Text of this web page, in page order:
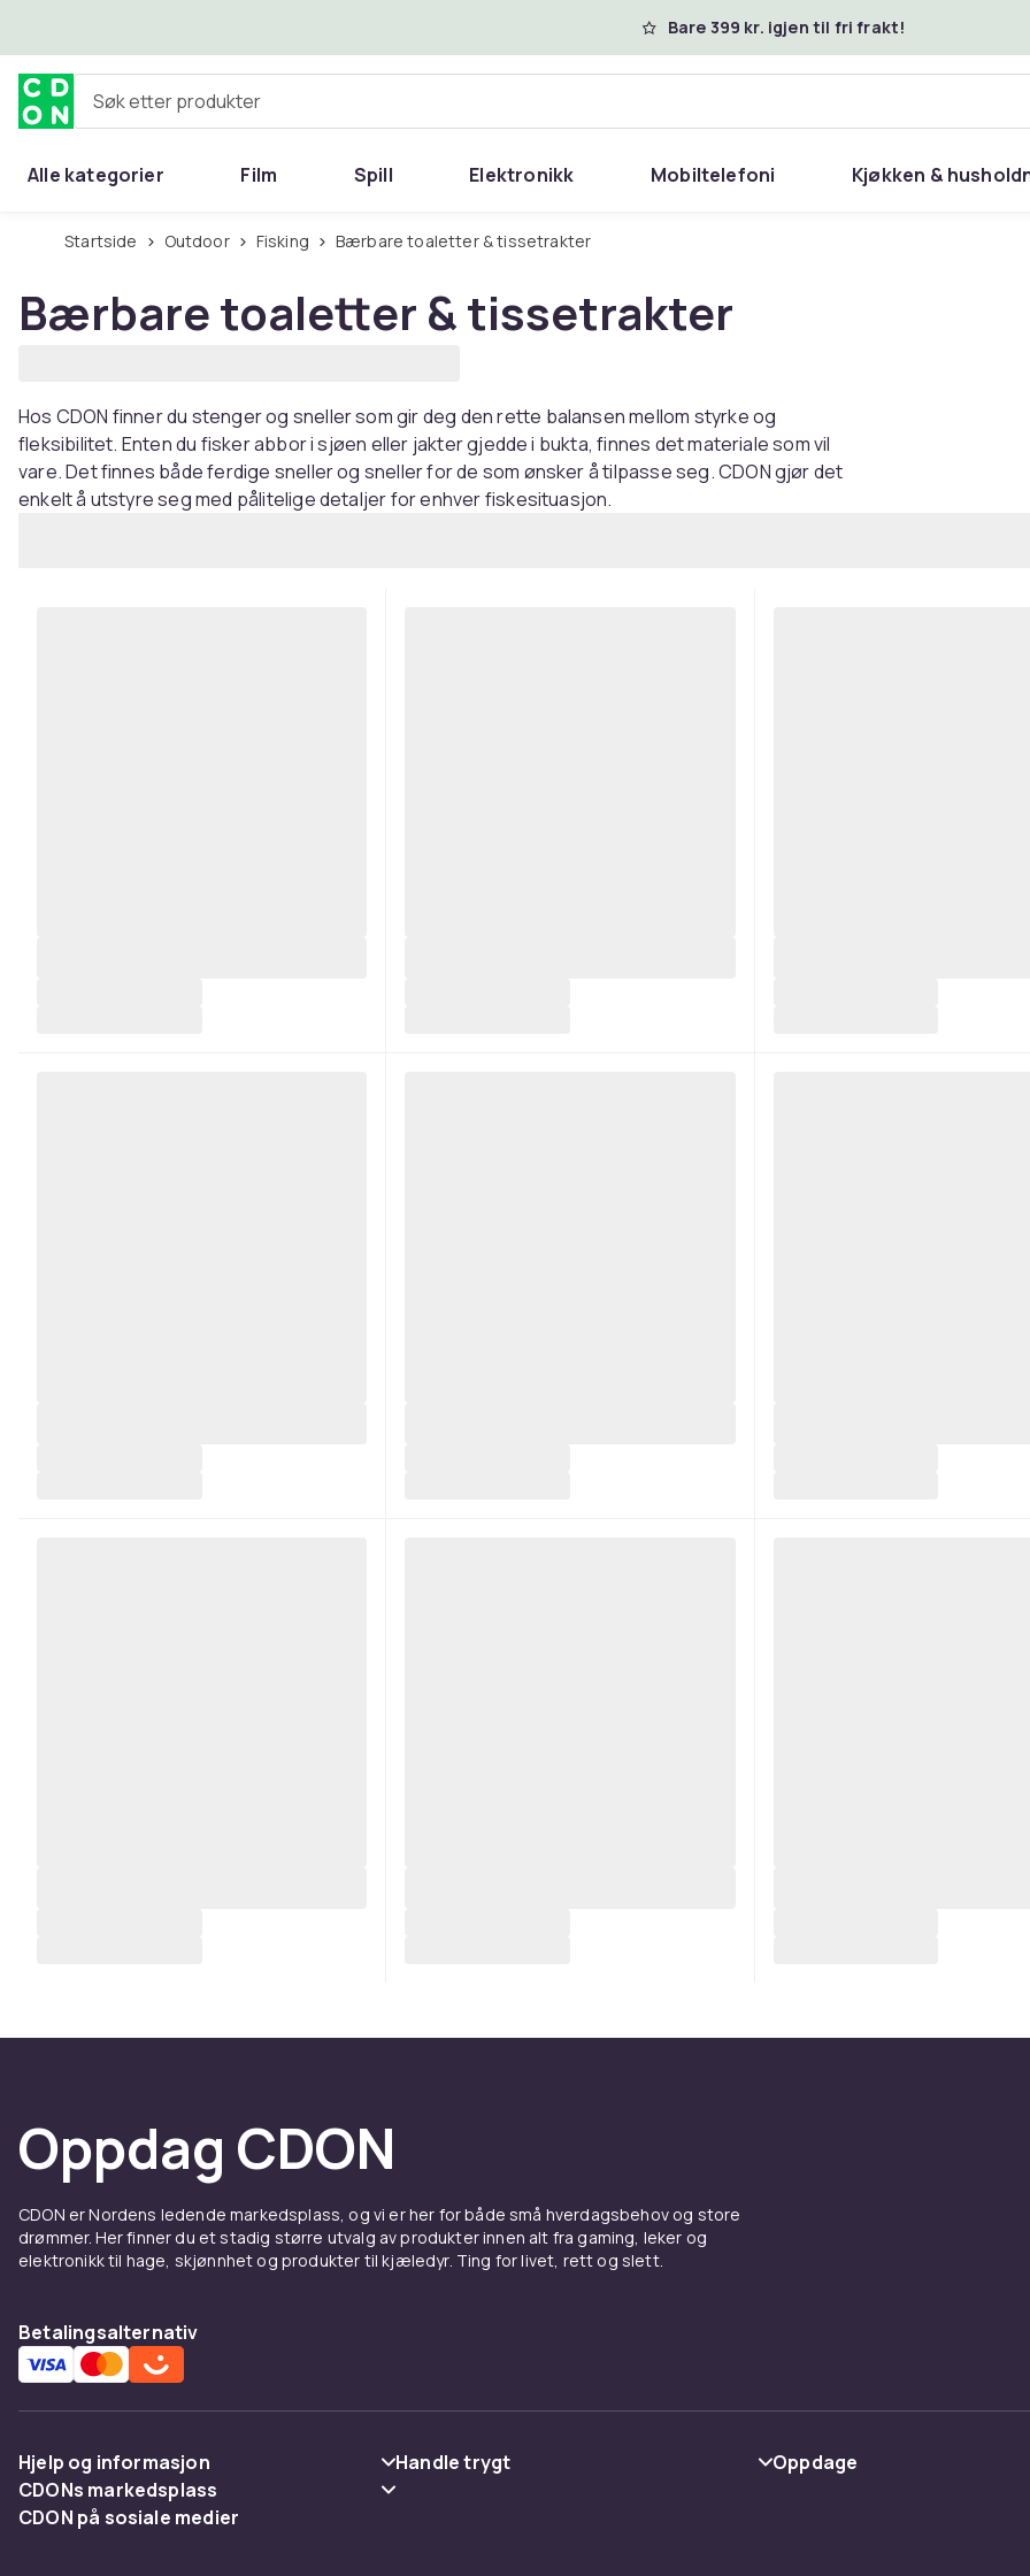
Bare 399 kr. igjen til fri frakt!
Søk etter produkter
Alle kategorier Film Spill Elektronikk Mobiltelefoni Kjøkken &
Startside Outdoor Fisking Bærbare toaletter & tissetrakter
Bærbare toaletter & tissetrakter
Hos CDON finner du stenger og sneller som gir deg den rette balansen mellom styrke og
fleksibilitet. Enten du fisker abbor i sjøen eller jakter gjedde i bukta, finnes det materiale som vil
vare. Det finnes både ferdige sneller og sneller for de som ønsker å tilpasse seg. CDON gjør det
enkelt å utstyre seg med pålitelige detaljer for enhver fiskesituasjon.
Oppdag CDON
CDON er Nordens ledende markedsplass, og vi er her for både små hverdagsbehov og store
drømmer. Her finner du et stadig større utvalg av produkter innen alt fra gaming, leker og
elektronikk til hage, skjønnhet og produkter til kjæledyr. Ting for livet, rett og slett.
Betalingsalternativ
Hjelp og informasjon
Vanlige spørsmål
Handle trygt
Oppdage
CDONs markedsplass
Merchant Help Center
CDON på sosiale medier